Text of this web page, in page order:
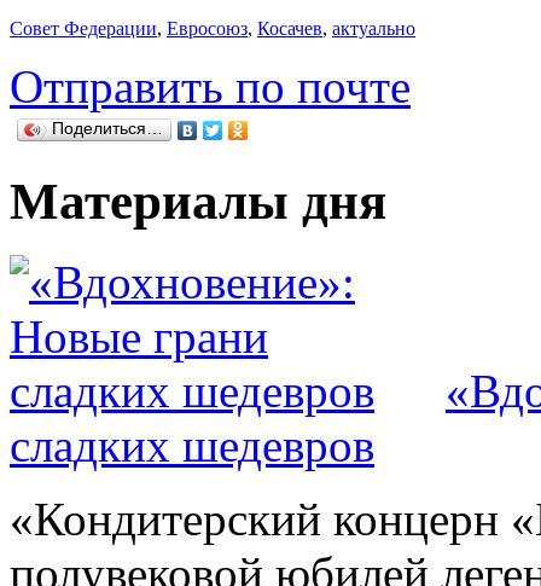
Совет Федерации, Евросоюз, Косачев, актуально
Отправить по почте
Поделиться…
Материалы дня
сладких шедевров
«Кондитерский концерн
полувековой юбилей